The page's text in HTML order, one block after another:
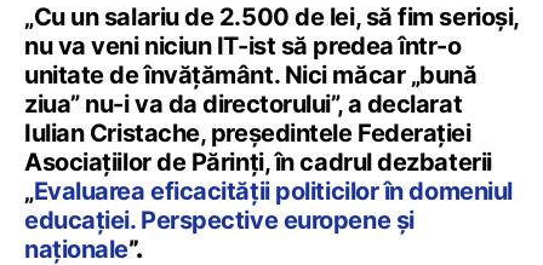
„Cu un salariu de 2.500 de lei, să fim serioși,
nu va veni niciun IT-ist să predea într-o
unitate de învățământ. Nici măcar „bună
ziua” nu-i va da directorului”, a declarat
Iulian Cristache, președintele Federației
Asociațiilor de Părinți, în cadrul dezbaterii
„Evaluarea eficacității politicilor în domeniul
educației. Perspective europene și
naționale”.